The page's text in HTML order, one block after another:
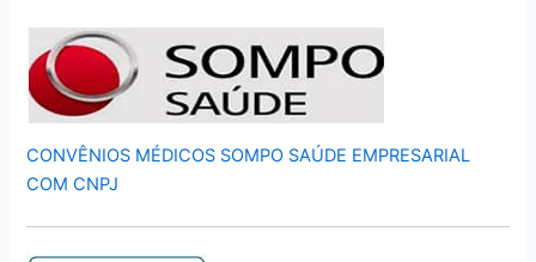
CONVÊNIOS MÉDICOS SOMPO SAÚDE EMPRESARIAL
COM CNPJ